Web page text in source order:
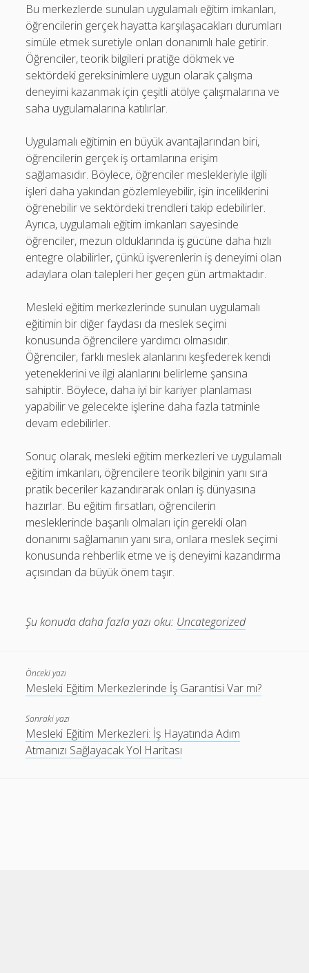
Bu merkezlerde sunulan uygulamalı eğitim imkanları,
öğrencilerin gerçek hayatta karşılaşacakları durumları
simüle etmek suretiyle onları donanımlı hale getirir.
Öğrenciler, teorik bilgileri pratiğe dökmek ve
sektördeki gereksinimlere uygun olarak çalışma
deneyimi kazanmak için çeşitli atölye çalışmalarına ve
saha uygulamalarına katılırlar.
Uygulamalı eğitimin en büyük avantajlarından biri,
öğrencilerin gerçek iş ortamlarına erişim
sağlamasıdır. Böylece, öğrenciler meslekleriyle ilgili
işleri daha yakından gözlemleyebilir, işin inceliklerini
öğrenebilir ve sektördeki trendleri takip edebilirler.
Ayrıca, uygulamalı eğitim imkanları sayesinde
öğrenciler, mezun olduklarında iş gücüne daha hızlı
entegre olabilirler, çünkü işverenlerin iş deneyimi olan
adaylara olan talepleri her geçen gün artmaktadır.
Mesleki eğitim merkezlerinde sunulan uygulamalı
eğitimin bir diğer faydası da meslek seçimi
konusunda öğrencilere yardımcı olmasıdır.
Öğrenciler, farklı meslek alanlarını keşfederek kendi
yeteneklerini ve ilgi alanlarını belirleme şansına
sahiptir. Böylece, daha iyi bir kariyer planlaması
yapabilir ve gelecekte işlerine daha fazla tatminle
devam edebilirler.
Sonuç olarak, mesleki eğitim merkezleri ve uygulamalı
eğitim imkanları, öğrencilere teorik bilginin yanı sıra
pratik beceriler kazandırarak onları iş dünyasına
hazırlar. Bu eğitim fırsatları, öğrencilerin
mesleklerinde başarılı olmaları için gerekli olan
donanımı sağlamanın yanı sıra, onlara meslek seçimi
konusunda rehberlik etme ve iş deneyimi kazandırma
açısından da büyük önem taşır.
Şu konuda daha fazla yazı oku: Uncategorized
Önceki yazı
Mesleki Eğitim Merkezlerinde İş Garantisi Var mı?
Sonraki yazı
Mesleki Eğitim Merkezleri: İş Hayatında Adım
Atmanızı Sağlayacak Yol Haritası